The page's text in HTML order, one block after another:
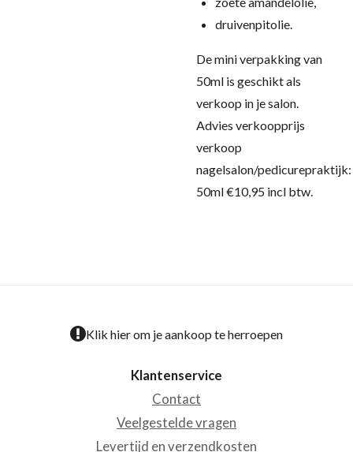
druivenpitolie.
De mini verpakking van
50ml is geschikt als
verkoop in je salon.
Advies verkoopprijs
verkoop
nagelsalon/pedicurepraktijk:
50ml €10,95 incl btw.
Klik hier om je aankoop te herroepen
Klantenservice
Contact
Veelgestelde vragen
Levertijd en verzendkosten